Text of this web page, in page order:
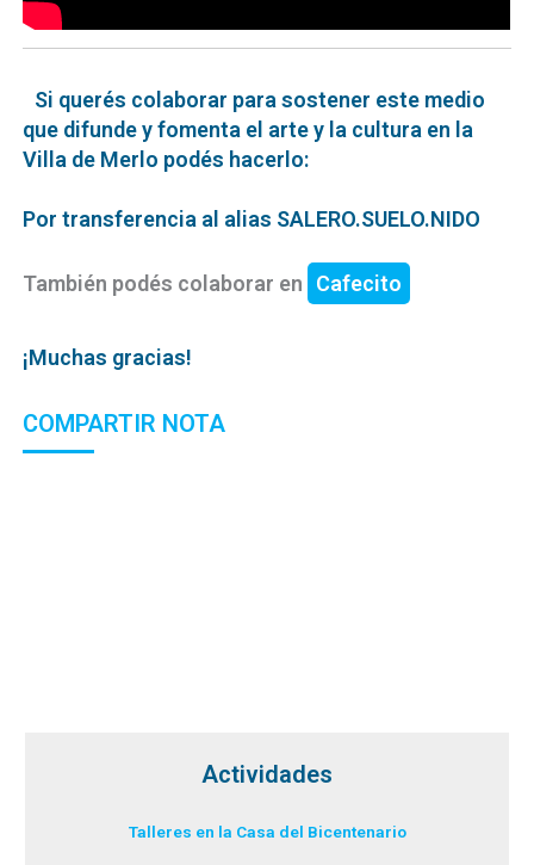
Si querés colaborar para sostener este medio
que difunde y fomenta el arte y la cultura en la
Villa de Merlo podés hacerlo:
Por transferencia al alias SALERO.SUELO.NIDO
También podés colaborar en Cafecito
¡Muchas gracias!
COMPARTIR NOTA
Actividades
Talleres en la Casa del Bicentenario